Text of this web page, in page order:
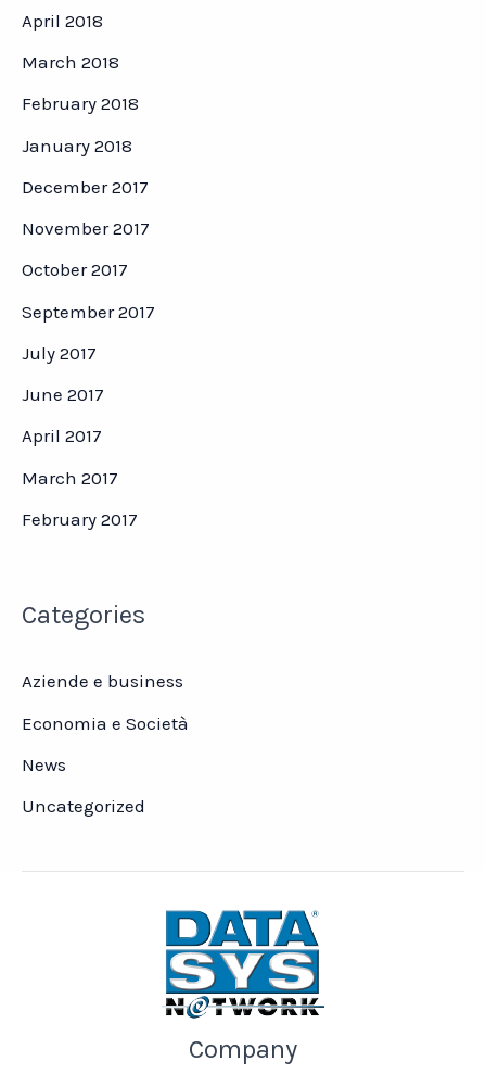
April 2018
March 2018
February 2018
January 2018
December 2017
November 2017
October 2017
September 2017
July 2017
June 2017
April 2017
March 2017
February 2017
Categories
Aziende e business
Economia e Società
News
Uncategorized
Company